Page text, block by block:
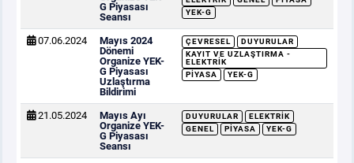
G Piyasası
Seansı
YEK-G
07.06.2024
Mayıs 2024
Dönemi
Organize YEK-
G Piyasası
Uzlaştırma
Bildirimi
ÇEVRESEL
DUYURULAR
KAYIT VE UZLAŞTIRMA -
ELEKTRIK
PIYASA
YEK-G
21.05.2024
Mayıs Ayı
Organize YEK-
G Piyasası
Seansı
DUYURULAR
ELEKTRIK
GENEL
PIYASA YEK-G